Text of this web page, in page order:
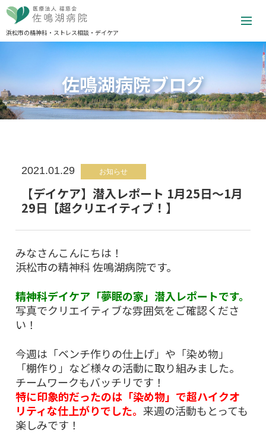
浜松市の精神科・ストレス相談・デイケア
佐鳴湖病院ブログ
2021.01.29 お知らせ
【デイケア】潜入レポート 1月25日〜1月
29日【超クリエイティブ！】
みなさんこんにちは！
浜松市の精神科 佐鳴湖病院です。
精神科デイケア「夢眠の家」潜入レポートです。
写真でクリエイティブな雰囲気をご確認くださ
い！
今週は「ベンチ作りの仕上げ」や「染め物」
「棚作り」など様々の活動に取り組みました。
チームワークもバッチリです！
特に印象的だったのは「染め物」で超ハイクオ
リティな仕上がりでした。来週の活動もとっても
楽しみです！